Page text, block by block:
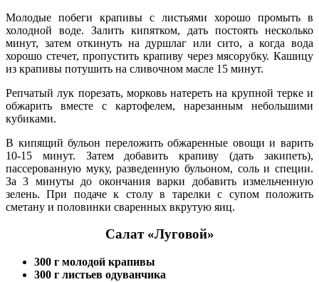
Молодые побеги крапивы с листьями хорошо промыть в
холодной воде. Залить кипятком, дать постоять несколько
минут, затем откинуть на дуршлаг или сито, а когда вода
хорошо стечет, пропустить крапиву через мясорубку. Кашицу
из крапивы потушить на сливочном масле 15 минут.
Репчатый лук порезать, морковь натереть на крупной терке и
обжарить вместе с картофелем, нарезанным небольшими
кубиками.
В кипящий бульон переложить обжаренные овощи и варить
10-15 минут. Затем добавить крапиву (дать закипеть),
пассерованную муку, разведенную бульоном, соль и специи.
За 3 минуты до окончания варки добавить измельченную
зелень. При подаче к столу в тарелки с супом положить
сметану и половинки сваренных вкрутую яиц.
Салат «Луговой»
300 г молодой крапивы
300 г листьев одуванчика